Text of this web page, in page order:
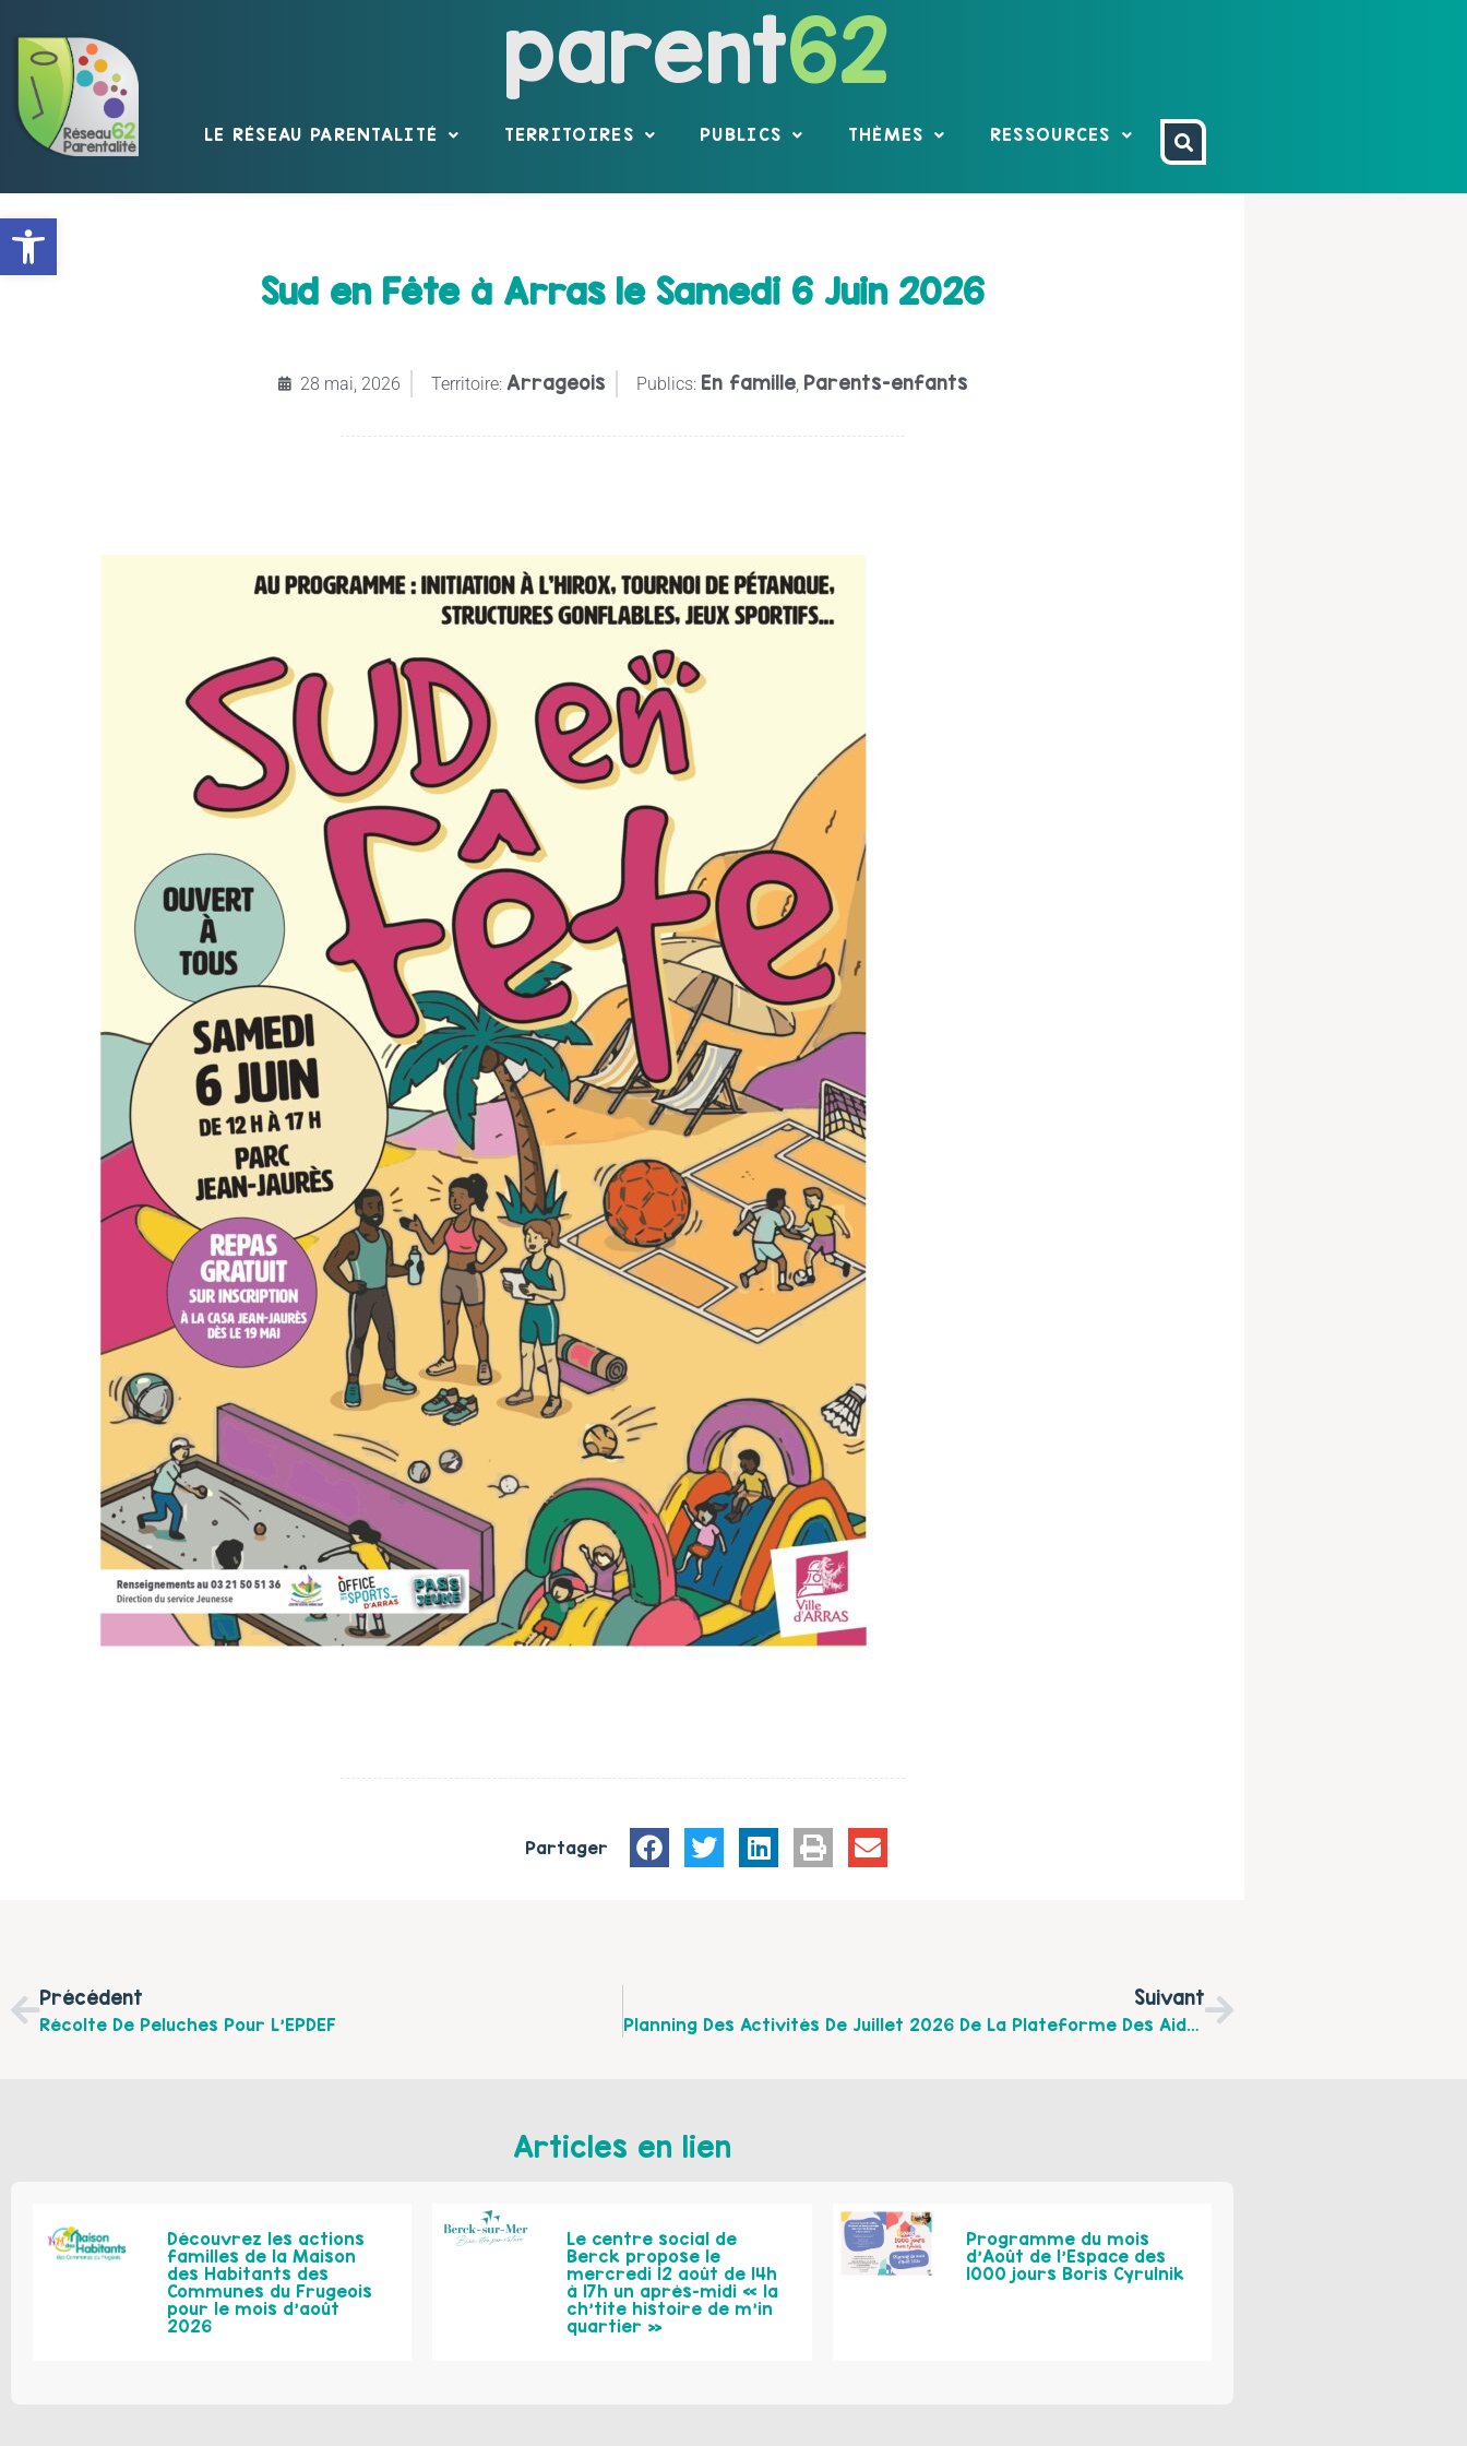
Ouvrir la barre d’outils
parent62
LE RÉSEAU PARENTALITÉ TERRITOIRES PUBLICS THÈMES RESSOURCES
Sud en Fête à Arras le Samedi 6 Juin 2026
28 mai, 2026 Territoire: Arrageois Publics: En famille, Parents-enfants
Partager
Précédent
Récolte De Peluches Pour L’EPDEF
Suivant
Planning Des Activités De Juillet 2026 De La Plateforme Des Aidants De L’Arrageois Et Du Ternois
Articles en lien
Découvrez les actions
familles de la Maison
des Habitants des
Communes du Frugeois
pour le mois d’août
2026
Le centre social de
Berck propose le
mercredi 12 août de 14h
à 17h un après-midi « la
ch’tite histoire de m’in
quartier »
Programme du mois
d’Août de l’Espace des
1000 jours Boris Cyrulnik